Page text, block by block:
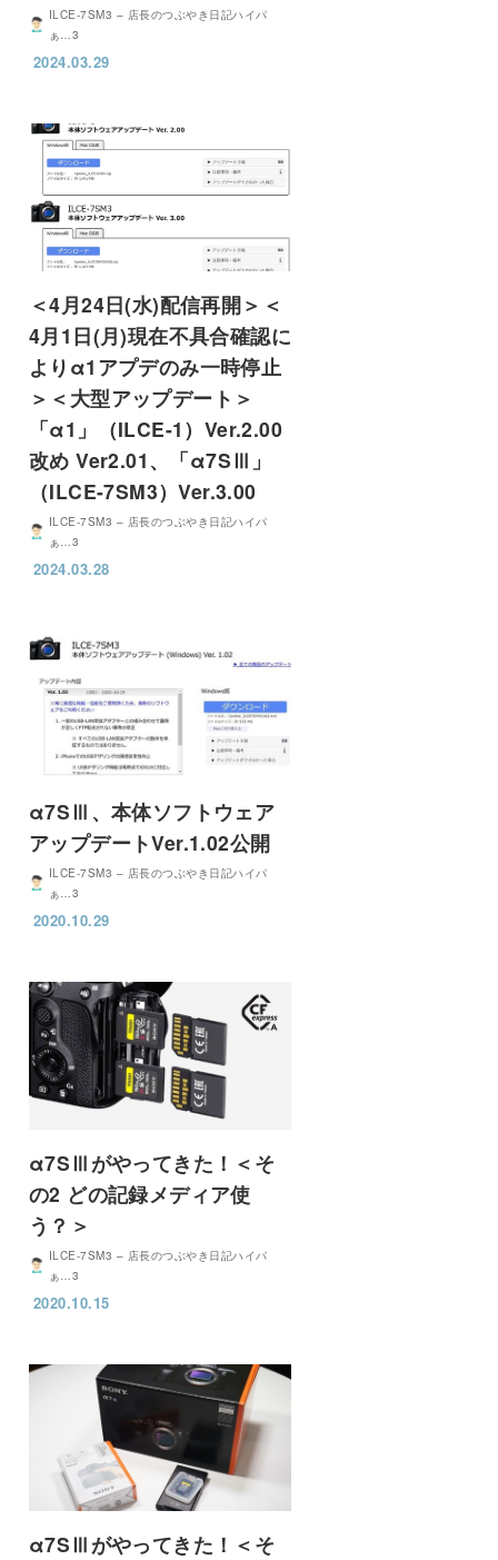
ILCE-7SM3 – 店長のつぶやき日記ハイパ
ぁ…3
2024.03.29
＜4月24日(水)配信再開＞＜
4月1日(月)現在不具合確認に
よりα1アプデのみ一時停止
＞＜大型アップデート＞
「α1」（ILCE-1）Ver.2.00
改め Ver2.01、「α7SⅢ」
（ILCE-7SM3）Ver.3.00
ILCE-7SM3 – 店長のつぶやき日記ハイパ
ぁ…3
2024.03.28
α7SⅢ、本体ソフトウェア
アップデートVer.1.02公開
ILCE-7SM3 – 店長のつぶやき日記ハイパ
ぁ…3
2020.10.29
α7SⅢがやってきた！＜そ
の2 どの記録メディア使
う？＞
ILCE-7SM3 – 店長のつぶやき日記ハイパ
ぁ…3
2020.10.15
α7SⅢがやってきた！＜そ